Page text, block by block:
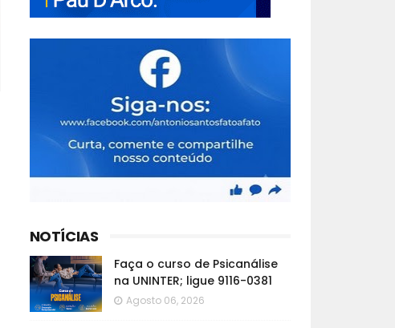
NOTÍCIAS
Faça o curso de Psicanálise
na UNINTER; ligue 9116-0381
Agosto 06, 2026